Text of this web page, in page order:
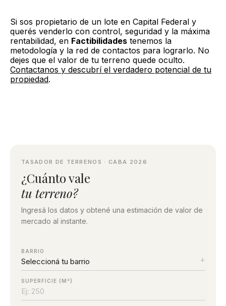
Si sos propietario de un lote en Capital Federal y
querés venderlo con control, seguridad y la máxima
rentabilidad, en Factibilidades tenemos la
metodología y la red de contactos para lograrlo. No
dejes que el valor de tu terreno quede oculto.
Contactanos y descubrí el verdadero potencial de tu
propiedad.
TASADOR DE TERRENOS · CABA 2026
¿Cuánto vale
tu terreno?
Ingresá los datos y obtené una estimación de valor de
mercado al instante.
BARRIO
SUPERFICIE (M²)